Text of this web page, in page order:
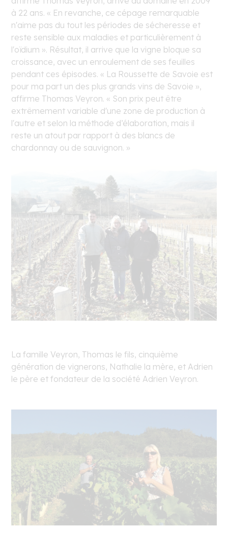
à 22 ans. « En revanche, ce cépage remarquable
n'aime pas du tout les périodes de sécheresse et
reste sensible aux maladies et particulièrement à
l'oïdium ». Résultat, il arrive que la vigne bloque sa
croissance, avec un enroulement de ses feuilles
pendant ces épisodes. « La Roussette de Savoie est
pour ma part un des plus grands vins de Savoie »,
affirme Thomas Veyron. « Son prix peut être
extrêmement variable d'une zone de production à
l'autre et selon la méthode d’élaboration, mais il
reste un atout par rapport à des blancs de
chardonnay ou de sauvignon. »
La famille Veyron, Thomas le fils, cinquième
génération de vignerons, Nathalie la mère, et Adrien
le père et fondateur de la société Adrien Veyron.